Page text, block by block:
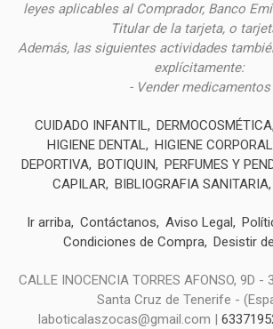
leyes aplicables al Comprador, Banco
Titular de la tarjeta, o
Además, las siguientes actividades
explícitamente:
- Vender medicamentos
CUIDADO INFANTIL DERMOCOSMÉTICA
HIGIENE DENTAL
HIGIENE CORPORAL
DEPORTIVA
BOTIQUIN PERFUMES Y
CAPILAR
BIBLIOGRAFIA SANITARIA
Ir arriba Contáctanos Aviso Legal
Condiciones de Compra
Desistir
CALLE INOCENCIA TORRES AFONSO, 9D -
Santa Cruz de Tenerife -
laboticalaszocas@gmail.com |